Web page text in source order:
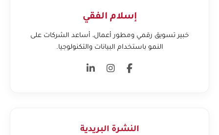
إسلام الفقي
خبير تسويق رقمي ومطور أعمال، أساعد الشركات على
النمو باستخدام البيانات والتكنولوجيا.
النشرة البريدية